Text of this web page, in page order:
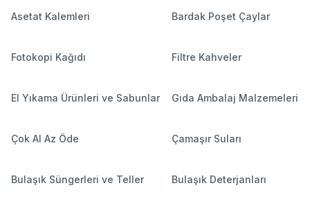
Asetat Kalemleri Bardak Poşet Çaylar
Fotokopi Kağıdı Filtre Kahveler
El Yıkama Ürünleri ve Sabunlar Gıda Ambalaj Malzemeleri
Çok Al Az Öde Çamaşır Suları
Bulaşık Süngerleri ve Teller Bulaşık Deterjanları